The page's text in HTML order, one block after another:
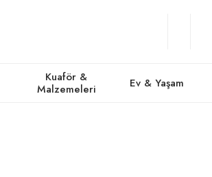
Kuaför &
Malzemeleri
Ev & Yaşam